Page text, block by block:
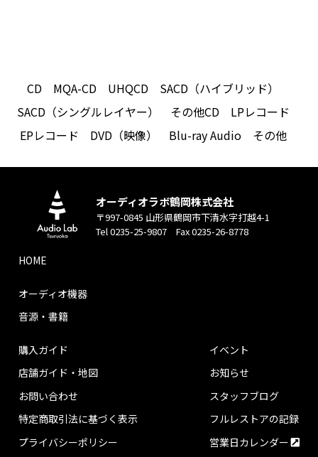
CD MQA-CD UHQCD
SACD（ハイブリッド）
SACD（シングルレイヤー）
その他CD
LPレコード
EPレコード
DVD（映像） Blu-ray Audio その他
オーディオラボ鶴岡株式会社
〒997-0845 山形県鶴岡市下清水字打越4-1
Tel 0235-25-9807 Fax 0235-26-8778
HOME
オーディオ機器
音源・書籍
購入ガイド
店舗ガイド・地図
お問い合わせ
特定商取引法に基づく表示
プライバシーポリシー
イベント
お知らせ
スタッフブログ
フルレストアの記録
営業日カレンダー